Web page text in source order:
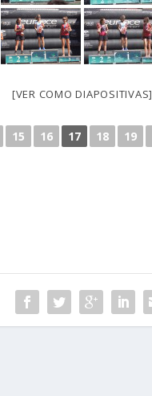
[VER COMO DIAPOSITIVAS]
15 16 17 18 19